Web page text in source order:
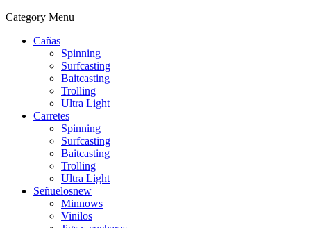
Category Menu
Cañas
Spinning
Surfcasting
Baitcasting
Trolling
Ultra Light
Carretes
Spinning
Surfcasting
Baitcasting
Trolling
Ultra Light
Señuelosnew
Minnows
Vinilos